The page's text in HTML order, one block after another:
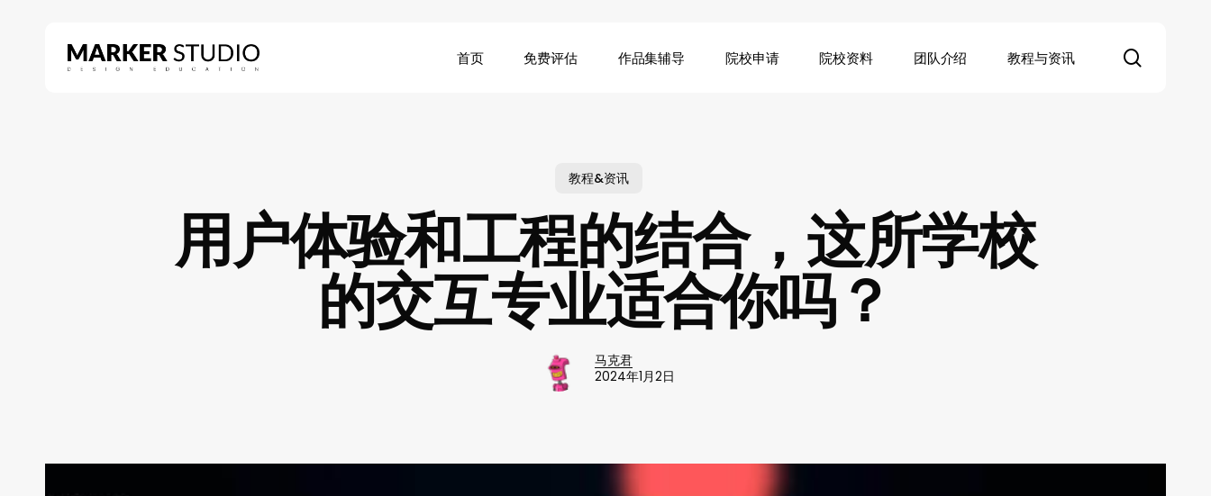
首页 免费评估 作品集辅导 院校申请 院校资料 团队介绍 教程与资讯
教程&资讯
用户体验和工程的结合，这所学校
的交互专业适合你吗？
马克君
2024年1月2日